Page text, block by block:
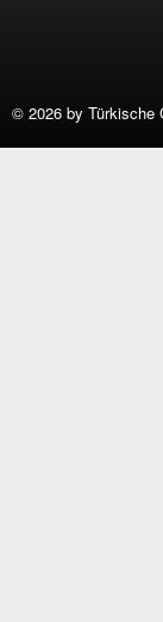
© 2026 by Türkische